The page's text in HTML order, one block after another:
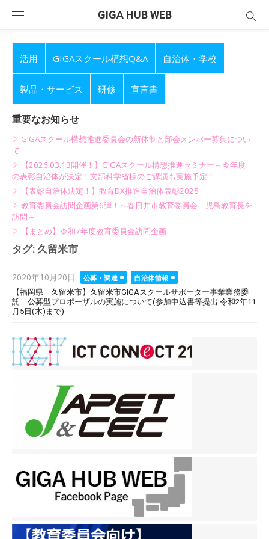
GIGA HUB WEB
活用 GIGAスクール構想Q&A 自治体・学校
製品・サービス 研修 宣言書
重要なお知らせ
GIGAスクール構想推進委員会の新体制と部会メンバー募集につい
て
【2026.03.13開催！】GIGAスクール構想推進セミナー～今年度
の表彰自治体が決定！文部科学省様のご講演も実施予定！
【表彰自治体決定！】教育DX推進自治体表彰2025
教育委員会訪問企画第6弾！～春日井市教育委員会 児島教育長を
訪問～
【まとめ】令和7年度教育委員会訪問企画
タグ: 久留米市
Posted
on
2020年10月20日 公募・調達
自治体情報
【福岡県 久留米市】久留米市GIGAスクールサポーター事業業務委
託 公募型プロポーザルの実施について(参加申込書等提出:令和2年11
月5日(木)まで)